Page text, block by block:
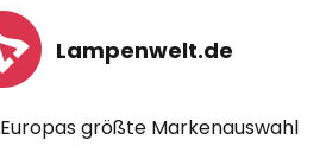
Lampenwelt.de
Europas größte Markenauswahl